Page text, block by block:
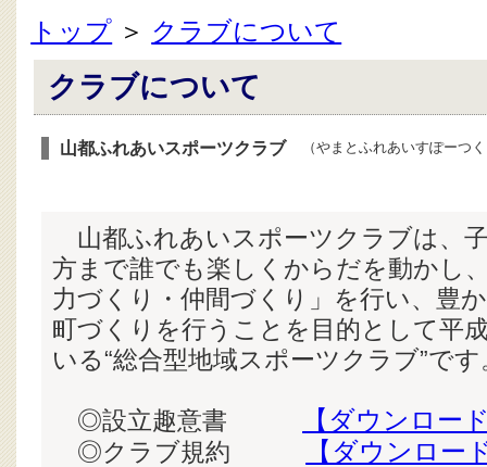
トップ ＞ クラブについて
クラブについて
山都ふれあいスポーツクラブ （やまとふれあいすぽーつ
山都ふれあいスポーツクラブは、
方まで誰でも楽しくからだを動かし
力づくり・仲間づくり」を行い、豊
町づくりを行うことを目的として平
いる“総合型地域スポーツクラブ”です
◎設立趣意書
【ダウンロー
◎クラブ規約
【ダウンロー